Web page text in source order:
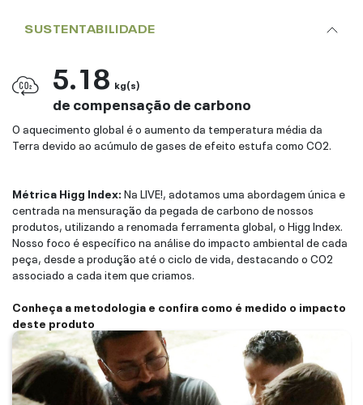
SUSTENTABILIDADE
5.18 kg(s)
de compensação de carbono
O aquecimento global é o aumento da temperatura média da
Terra devido ao acúmulo de gases de efeito estufa como CO2.
Métrica Higg Index: Na LIVE!, adotamos uma abordagem única e
centrada na mensuração da pegada de carbono de nossos
produtos, utilizando a renomada ferramenta global, o Higg Index.
Nosso foco é específico na análise do impacto ambiental de cada
peça, desde a produção até o ciclo de vida, destacando o CO2
associado a cada item que criamos.
Conheça a metodologia e confira como é medido o impacto
deste produto